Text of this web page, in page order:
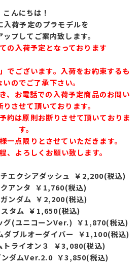
こんにちは！
入荷予定のプラモデルを
プしてご案内致します。
の入荷予定となっております
でございます。入荷をお約束するも
のでご了承下さい。
、お電話での入荷予定商品のお問い
させて頂いております。
約は原則お断りさせて頂いておりま
す。
一点限りとさせていただきます。
、よろしくお願い致します。
エクシアダッシュ ￥2,200(税込)
アンタ ￥1,760(税込)
ンダム ￥2,200(税込)
タム ￥1,650(税込)
(ユニコーンVer.) ￥1,870(税込)
ブルオーダイバー ￥1,100(税込)
ライオン３ ￥3,080(税込)
ダムVer.2.0 ￥3,850(税込)